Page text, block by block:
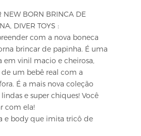
NEW BORN BRINCA DE
DIVER TOYS :
com a nova boneca
brincar de papinha. É uma
em vinil macio e cheirosa,
um bebê real com a
É a mais nova coleção
e super chiques! Você
com ela!
e body que imita tricô de